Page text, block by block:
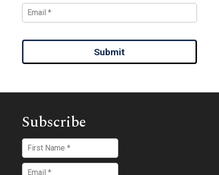
Submit
Subscribe